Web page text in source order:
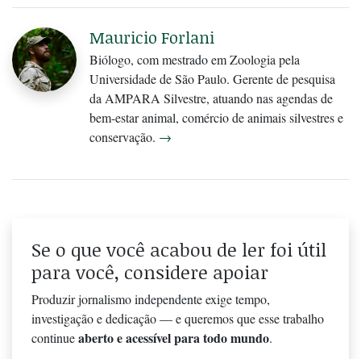
Mauricio Forlani
Biólogo, com mestrado em Zoologia pela
Universidade de São Paulo. Gerente de pesquisa
da AMPARA Silvestre, atuando nas agendas de
bem-estar animal, comércio de animais silvestres e
conservação. →
Se o que você acabou de ler foi útil
para você, considere apoiar
Produzir jornalismo independente exige tempo,
investigação e dedicação — e queremos que esse trabalho
continueaberto e acessível para todo mundo.